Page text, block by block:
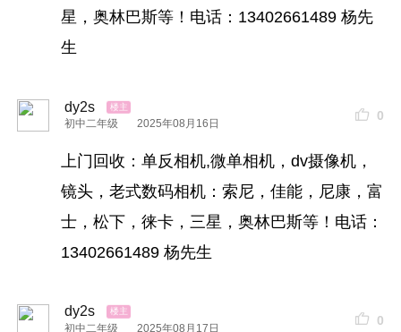
星，奥林巴斯等！电话：13402661489 杨先
生
dy2s
初中二年级 2025年08月16日
0
上门回收：单反相机,微单相机，dv摄像机，
镜头，老式数码相机：索尼，佳能，尼康，富
士，松下，徕卡，三星，奥林巴斯等！电话：
13402661489 杨先生
dy2s
初中二年级 2025年08月17日
0